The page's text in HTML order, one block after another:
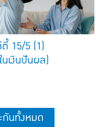
15/5 (1)
เงินปันผล)
นทั้งหมด